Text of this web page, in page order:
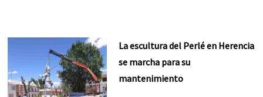
La escultura del Perlé en Herencia
se marcha para su
mantenimiento